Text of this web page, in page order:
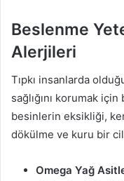
Beslenme
Alerjileri
Tıpkı insanlarda
sağlığını korumak
besinlerin eksikliği,
dökülme ve kuru bir
Omega Yağ